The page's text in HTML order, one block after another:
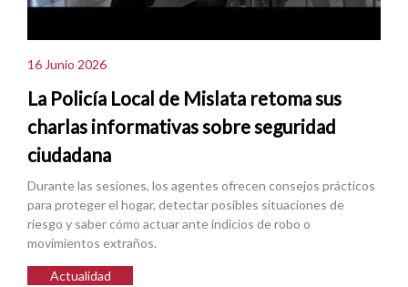
16 Junio 2026
La Policía Local de Mislata retoma sus
charlas informativas sobre seguridad
ciudadana
Durante las sesiones, los agentes ofrecen consejos prácticos
para proteger el hogar, detectar posibles situaciones de
riesgo y saber cómo actuar ante indicios de robo o
movimientos extraños.
Actualidad